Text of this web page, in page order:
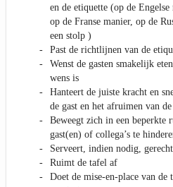
en de etiquette (op de
op de Franse manier, op de
een stolp )
Past de richtlijnen van de
Wenst de gasten smakelijk
wens is
Hanteert de juiste kracht en
de gast en het afruimen van
Beweegt zich in een beperkte
gast(en) of collega’s te
Serveert, indien nodig,
Ruimt de tafel af
Doet de mise-en-place van de